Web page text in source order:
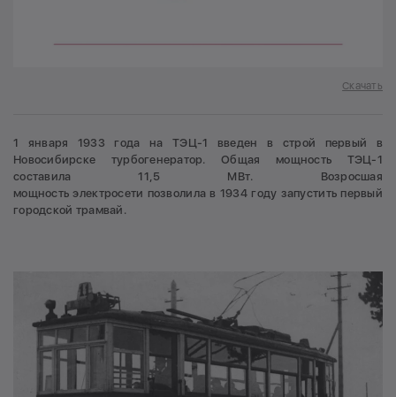
Скачать
1 января 1933 года на ТЭЦ-1 введен в строй первый в
Новосибирске турбогенератор. Общая мощность ТЭЦ-1
составила 11,5 МВт. Возросшая
мощность электросети позволила в 1934 году запустить первый
городской трамвай.